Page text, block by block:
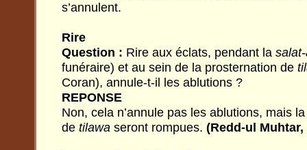
s’annulent.
Rire
Question : Rire aux éclats, pendant la
funéraire) et au sein de la prosternation de
Coran), annule-t-il les ablutions ?
REPONSE
Non, cela n’annule pas les ablutions, mais
de tilawa seront rompues. (Redd-ul